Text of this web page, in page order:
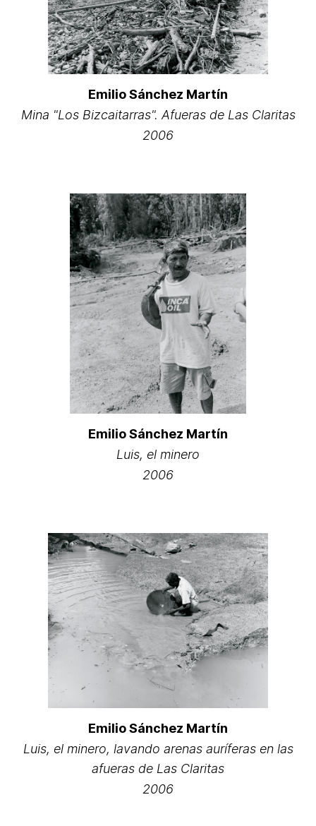
Emilio Sánchez Martín
Mina "Los Bizcaitarras". Afueras de Las Claritas
2006
Emilio Sánchez Martín
Luis, el minero
2006
Emilio Sánchez Martín
Luis, el minero, lavando arenas auríferas en las
afueras de Las Claritas
2006